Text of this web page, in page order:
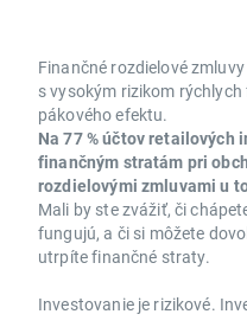
Finančné rozdielové
s vysokým rizikom
pákového efektu.
Na 77 % účtov retailových
finančným stratám pri
rozdielovými zmluvami u
Mali by ste zvážiť, či
fungujú, a či si môžete
utrpíte finančné straty.
Investovanie je rizikové.